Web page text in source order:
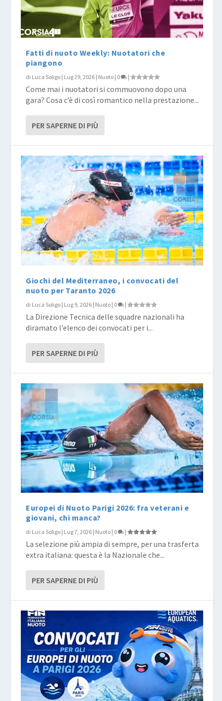
Fatti di nuoto Weekly: Nuotatori che
piangono
di Luca Soligo | Lug 29, 2026 | Nuoto | 0 |
Come mai i nuotatori si commuovono dopo una
gara? Cosa c’è di così romantico nella prestazione...
PER SAPERNE DI PIÙ
Giochi del Mediterraneo, i convocati del
nuoto per Taranto 2026
di Luca Soligo | Lug 9, 2026 | Nuoto | 0 |
La Direzione Tecnica delle squadre nazionali ha
diramato l’elenco dei convocati per i...
PER SAPERNE DI PIÙ
Europei di Nuoto Parigi 2026: fra veterani e
giovani, chi manca?
di Luca Soligo | Lug 7, 2026 | Nuoto | 0 |
La selezione più ampia di sempre, per una trasferta
extra italiana: questa è la Nazionale che...
PER SAPERNE DI PIÙ